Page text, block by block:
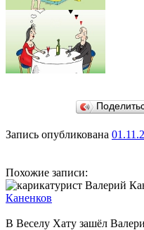
Запись опубликована
Похожие записи:
Каненков
В Веселу Хату зашёл